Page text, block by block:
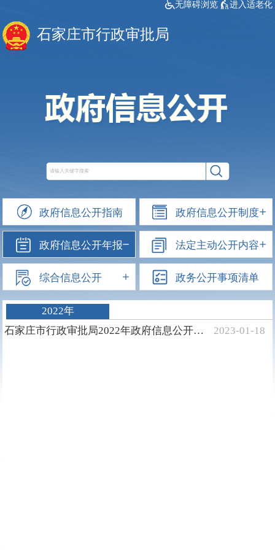
无障碍浏览 进入适老化
石家庄市行政审批局
政府信息公开指南 政府信息公开制度
政府信息公开年报 法定主动公开内容
综合信息公开 政务公开事项清单
2022年
石家庄市行政审批局2022年政府信息公开工作年度报告
2023-01-18